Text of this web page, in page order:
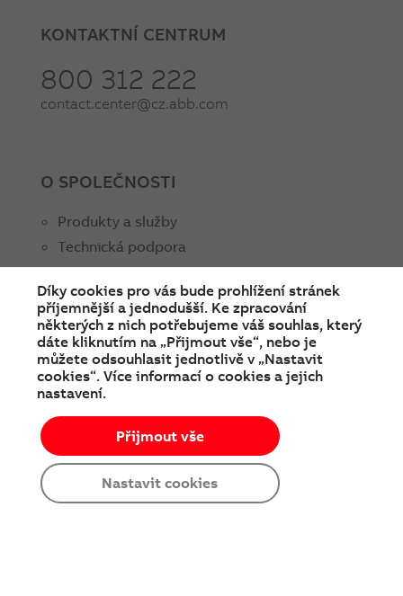
KONTAKTNÍ CENTRUM
800 312 222
contact.center@cz.abb.com
O SPOLEČNOSTI
Produkty a služby
Technická podpora
Obchodní kontakty
ABB ČR
O nás
Média
Soutěže a prodejní akce
Díky cookies pro vás bude prohlížení stránek
příjemnější a jednodušší. Ke zpracování
některých z nich potřebujeme váš souhlas, který
dáte kliknutím na „Přijmout vše“, nebo je
můžete odsouhlasit jednotlivě v „Nastavit
cookies“. Více informací o cookies a jejich
nastavení.
Nastavit cookies
Přijmout vše